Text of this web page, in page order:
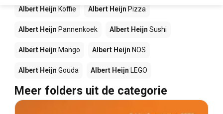
Albert Heijn Koffie Albert Heijn Pizza
Albert Heijn Pannenkoek Albert Heijn Sushi
Albert Heijn Mango Albert Heijn NOS
Albert Heijn Gouda Albert Heijn LEGO
Meer folders uit de categorie